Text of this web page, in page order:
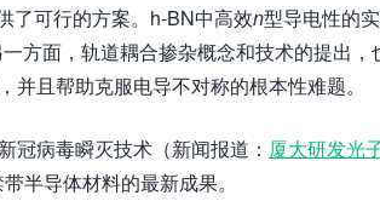
了可行的方案。h-BN中高效n型导电性的
方面，轨道耦合掺杂概念和技术的提出，
且帮助克服电导不对称的根本性难题。
冠病毒瞬灭技术（新闻报道： 厦大研发光
半导体材料的最新成果。